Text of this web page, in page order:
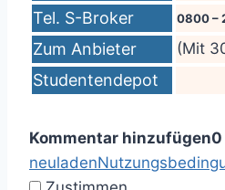
Tel. S-Broker
0800 –
Zum Anbieter (Mit
Studentendepot
Kommentar hinzufügen0
neuladen